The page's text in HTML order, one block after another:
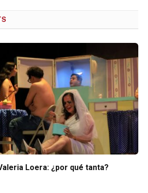
Loera: ¿por qué tanta?